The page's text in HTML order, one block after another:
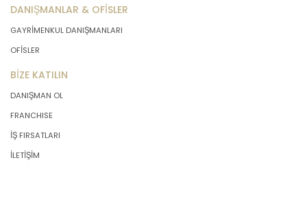
DANIŞMANLAR & OFİSLER
GAYRİMENKUL DANIŞMANLARI
OFİSLER
BİZE KATILIN
DANIŞMAN OL
FRANCHISE
İŞ FIRSATLARI
İLETİŞİM